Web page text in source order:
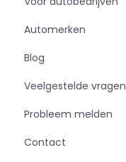
Automerken
Blog
Veelgestelde vragen
Probleem melden
Contact